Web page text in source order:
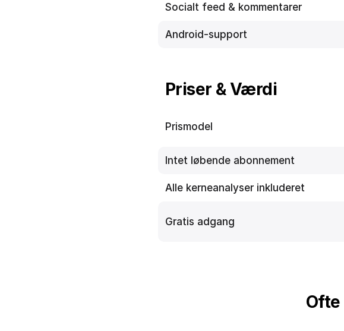
Socialt feed & kommentarer
Android-support
Priser & Værdi
Prismodel
Intet løbende abonnement
Alle kerneanalyser inkluderet
Gratis adgang